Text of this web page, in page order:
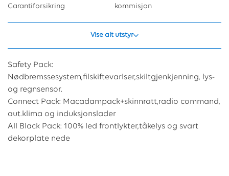
Garantiforsikring
kommisjon
Vise alt utstyr
Safety Pack:
Nødbremssesystem,filskiftevarlser,skiltgjenkjenning, lys-
og regnsensor.
Connect Pack: Macadampack+skinnratt,radio command,
aut.klima og induksjonslader
All Black Pack: 100% led frontlykter,tåkelys og svart
dekorplate nede